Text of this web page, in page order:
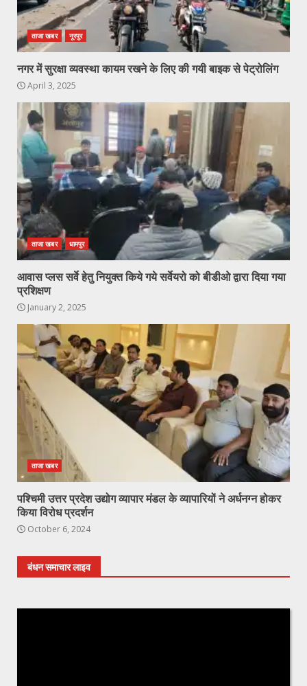
ताजा खबर नूरपुर
नगर में सुरक्षा व्यवस्था कायम रखने के लिए की गयी बाइक से पेट्रोलिंग
April 3, 2025
ताजा खबर धामपुर
आवास प्लस सर्वे हेतु नियुक्त किये गये सर्वेयरो को बीडीओ द्वारा दिया गया
प्रशिक्षण
January 2, 2025
ताजा खबर
पश्चिमी उत्तर प्रदेश उद्योग व्यापार मंडल के व्यापारियों ने अर्धनग्न होकर
किया विरोध प्रदर्शन
October 6, 2024
बंधन समाचार लाइव